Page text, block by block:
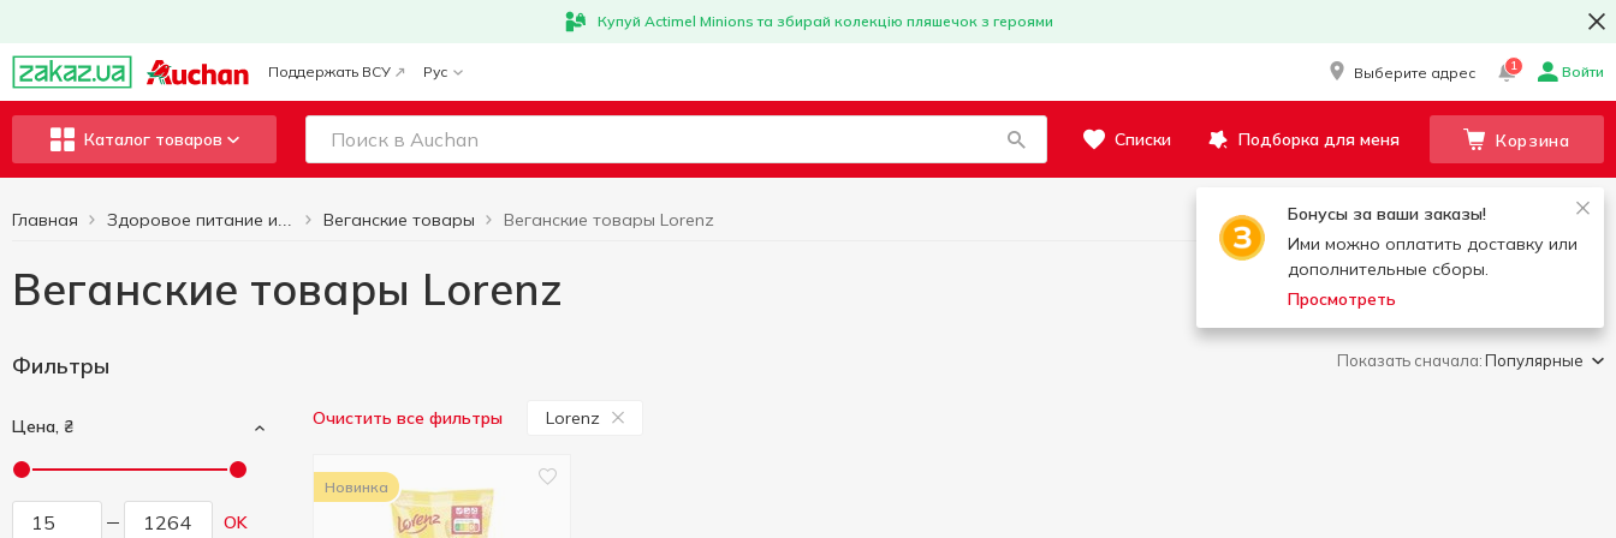
Купуй Actimel Minions та збирай колекцію пляшечок з героями
Поддержать ВСУ Рус Выберите адрес 1 Войти
Каталог товаров Списки Подборка для меня Корзина
Бонусы за ваши заказы!
Ими можно оплатить доставку или
дополнительные сборы.
Просмотреть
Главная Веганские товары Веганские товары Lorenz
Веганские товары Lorenz
Фильтры
Цена, ₴
OK
Показать сначала:Популярные
Очистить все фильтры Lorenz
Новинка